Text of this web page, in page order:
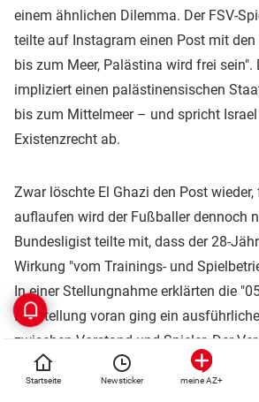
Startseite Newsticker meine AZ+
einem ähnlichen Dilemma. Der FSV-
teilte auf Instagram einen Post mit den
bis zum Meer, Palästina wird frei sein".
impliziert einen palästinensischen
bis zum Mittelmeer – und spricht
Existenzrecht ab.
Zwar löschte El Ghazi den Post
auflaufen wird der Fußballer dennoch
Bundesligist teilte mit, dass der 28-
Wirkung "vom Trainings- und
In einer Stellungnahme erklärten die
Freistellung voran ging ein
zwischen Vorstand und Spieler. Der
jedoch deutlich von den Inhalten des
mit den Werten unseres Klubs